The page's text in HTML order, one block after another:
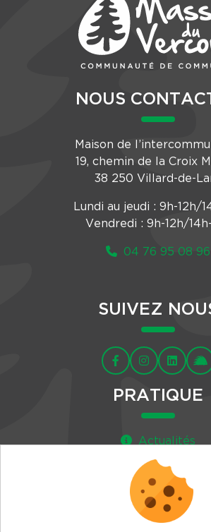
NOUS
Maison de
19, chemin de la Croix
38 250 Villard-de-
Lundi au jeudi : 9h-12h/
Vendredi : 9h-12h/
04 76 95 08 96
SUIVEZ
PRATIQUE
Actualités
Agenda
Newsletter